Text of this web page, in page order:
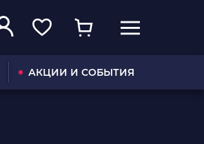
АКЦИИ И СОБЫТИЯ